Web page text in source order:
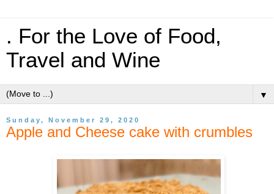
. For the Love of Food,
Travel and Wine
▼
Sunday, November 29, 2020
Apple and Cheese cake with crumbles